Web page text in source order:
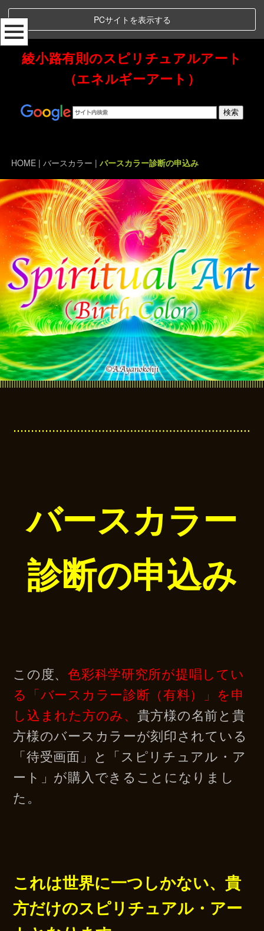
PCサイトを表示する
綾小路有則のスピリチュアルアート
（エネルギーアート）
HOME |バースカラー |バースカラー診断の申込み
バースカラー
診断の申込み
この度、色彩科学研究所が提唱してい
る「バースカラー診断（有料）」を申
し込まれた方のみ、 貴方様の名前と貴
方様のバースカラーが刻印されている
「待受画面」と「スピリチュアル・ア
ート」が購入できることになりまし
た。
これは世界に一つしかない、貴
方だけのスピリチュアル・アー